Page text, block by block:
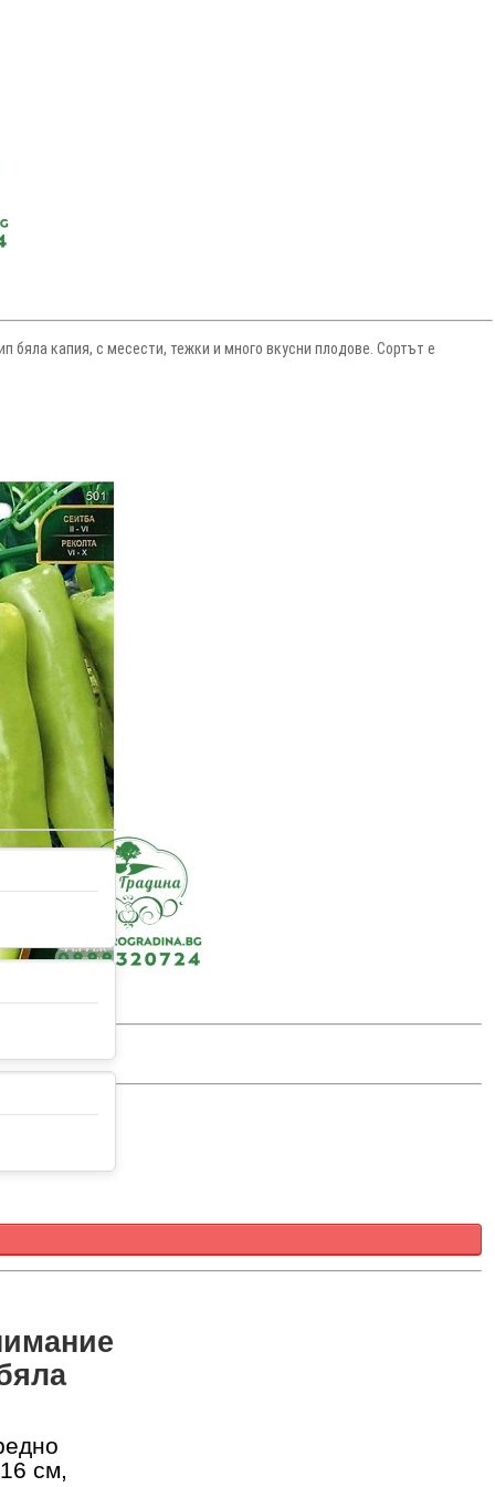
бяла капия, с месести, тежки и много вкусни плодове. Сортът е
см,